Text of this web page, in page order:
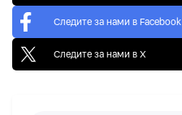
Следите за нами в Facebook
Следите за нами в X